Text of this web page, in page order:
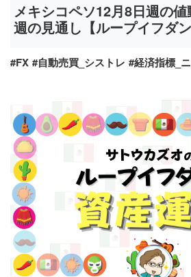
メキシコペソ12月8日週の
週の見通し【ループイフダ
#FX #自動売買_シストレ #経済指標_